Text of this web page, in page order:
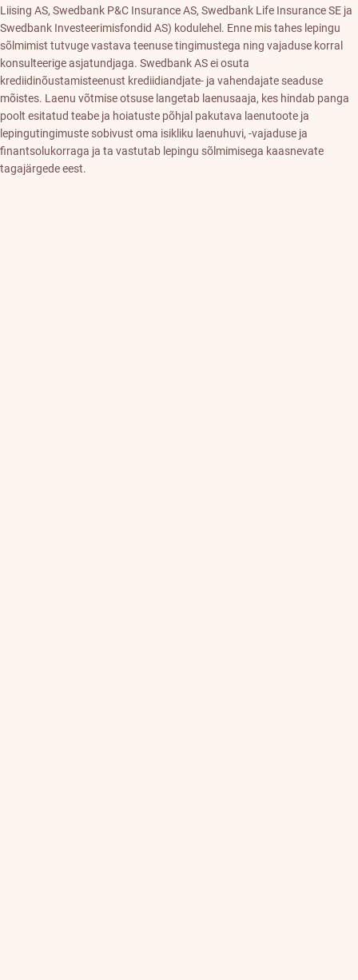
Liising AS, Swedbank P&C Insurance AS, Swedbank Life Insurance SE ja
Swedbank Investeerimisfondid AS) kodulehel. Enne mis tahes lepingu
sõlmimist tutvuge vastava teenuse tingimustega ning vajaduse korral
konsulteerige asjatundjaga. Swedbank AS ei osuta
krediidinõustamisteenust krediidiandjate- ja vahendajate seaduse
mõistes. Laenu võtmise otsuse langetab laenusaaja, kes hindab panga
poolt esitatud teabe ja hoiatuste põhjal pakutava laenutoote ja
lepingutingimuste sobivust oma isikliku laenuhuvi, -vajaduse ja
finantsolukorraga ja ta vastutab lepingu sõlmimisega kaasnevate
tagajärgede eest.